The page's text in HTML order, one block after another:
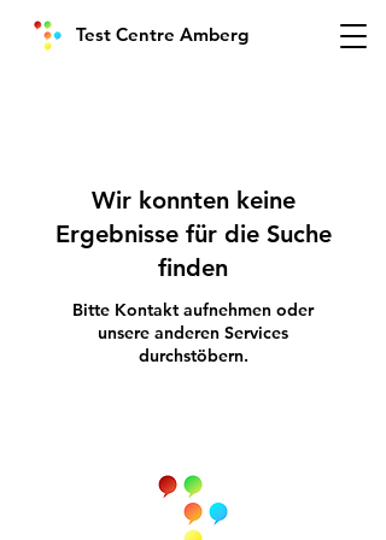
Test Centre Amberg
Wir konnten keine
Ergebnisse für die Suche
finden
Bitte Kontakt aufnehmen oder
unsere anderen Services
durchstöbern.